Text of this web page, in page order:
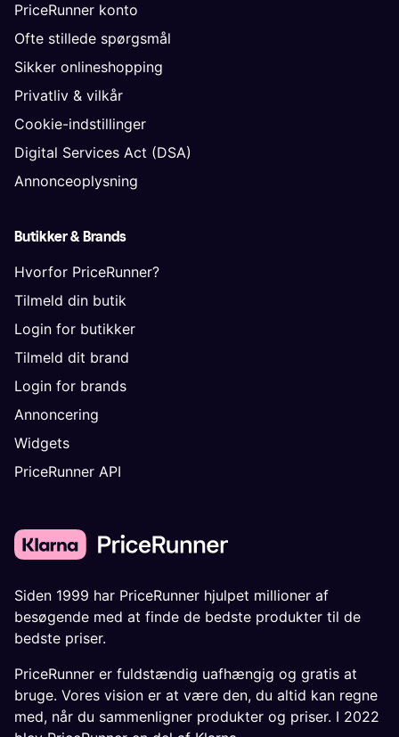
PriceRunner konto
Ofte stillede spørgsmål
Sikker onlineshopping
Privatliv & vilkår
Cookie-indstillinger
Digital Services Act (DSA)
Annonceoplysning
Butikker & Brands
Hvorfor PriceRunner?
Tilmeld din butik
Login for butikker
Tilmeld dit brand
Login for brands
Annoncering
Widgets
PriceRunner API
Siden 1999 har PriceRunner hjulpet millioner af
besøgende med at finde de bedste produkter til de
bedste priser.
PriceRunner er fuldstændig uafhængig og gratis at
bruge. Vores vision er at være den, du altid kan regne
med, når du sammenligner produkter og priser. I 2022